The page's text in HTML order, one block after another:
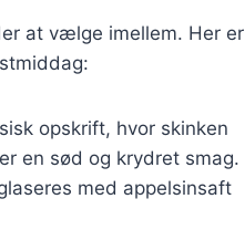
at vælge imellem. Her er
opskrift, hvor skinken
en sød og krydret smag.
med appelsinsaft